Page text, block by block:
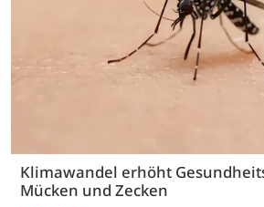
Klimawandel erhöht
Mücken und Zecken